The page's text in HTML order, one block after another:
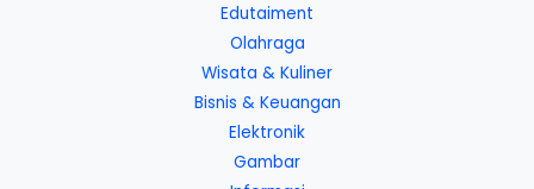
Edutaiment
Olahraga
Wisata & Kuliner
Bisnis & Keuangan
Elektronik
Gambar